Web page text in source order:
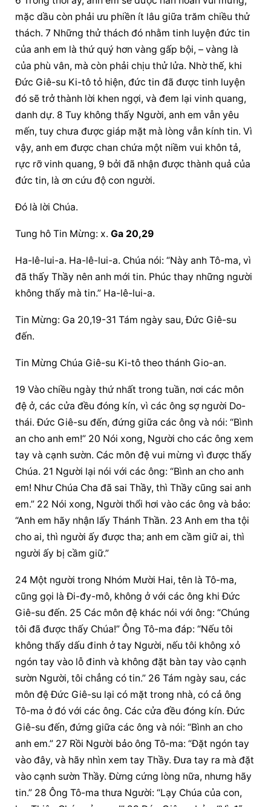
mặc dầu còn phải ưu phiền ít lâu giữa trăm chiều thử
thách. 7 Những thử thách đó nhằm tinh luyện đức tin
của anh em là thứ quý hơn vàng gấp bội, – vàng là
của phù vân, mà còn phải chịu thử lửa. Nhờ thế, khi
Đức Giê-su Ki-tô tỏ hiện, đức tin đã được tinh luyện
đó sẽ trở thành lời khen ngợi, và đem lại vinh quang,
danh dự. 8 Tuy không thấy Người, anh em vẫn yêu
mến, tuy chưa được giáp mặt mà lòng vẫn kính tin. Vì
vậy, anh em được chan chứa một niềm vui khôn tả,
rực rỡ vinh quang, 9 bởi đã nhận được thành quả của
đức tin, là ơn cứu độ con người.
Đó là lời Chúa.
Tung hô Tin Mừng: x. Ga 20,29
Ha-lê-lui-a. Ha-lê-lui-a. Chúa nói: “Này anh Tô-ma, vì
đã thấy Thầy nên anh mới tin. Phúc thay những người
không thấy mà tin.” Ha-lê-lui-a.
Tin Mừng: Ga 20,19-31 Tám ngày sau, Đức Giê-su
đến.
Tin Mừng Chúa Giê-su Ki-tô theo thánh Gio-an.
19 Vào chiều ngày thứ nhất trong tuần, nơi các môn
đệ ở, các cửa đều đóng kín, vì các ông sợ người Do-
thái. Đức Giê-su đến, đứng giữa các ông và nói: “Bình
an cho anh em!” 20 Nói xong, Người cho các ông xem
tay và cạnh sườn. Các môn đệ vui mừng vì được thấy
Chúa. 21 Người lại nói với các ông: “Bình an cho anh
em! Như Chúa Cha đã sai Thầy, thì Thầy cũng sai anh
em.” 22 Nói xong, Người thổi hơi vào các ông và bảo:
“Anh em hãy nhận lấy Thánh Thần. 23 Anh em tha tội
cho ai, thì người ấy được tha; anh em cầm giữ ai, thì
người ấy bị cầm giữ.”
24 Một người trong Nhóm Mười Hai, tên là Tô-ma,
cũng gọi là Đi-đy-mô, không ở với các ông khi Đức
Giê-su đến. 25 Các môn đệ khác nói với ông: “Chúng
tôi đã được thấy Chúa!” Ông Tô-ma đáp: “Nếu tôi
không thấy dấu đinh ở tay Người, nếu tôi không xỏ
ngón tay vào lỗ đinh và không đặt bàn tay vào cạnh
sườn Người, tôi chẳng có tin.” 26 Tám ngày sau, các
môn đệ Đức Giê-su lại có mặt trong nhà, có cả ông
Tô-ma ở đó với các ông. Các cửa đều đóng kín. Đức
Giê-su đến, đứng giữa các ông và nói: “Bình an cho
anh em.” 27 Rồi Người bảo ông Tô-ma: “Đặt ngón tay
vào đây, và hãy nhìn xem tay Thầy. Đưa tay ra mà đặt
vào cạnh sườn Thầy. Đừng cứng lòng nữa, nhưng hãy
tin.” 28 Ông Tô-ma thưa Người: “Lạy Chúa của con,